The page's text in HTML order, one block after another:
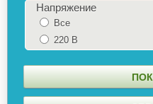
Напряжение
Все
220 В